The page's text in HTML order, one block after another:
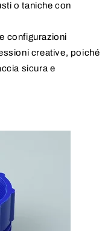
o taniche con
configurazioni
creative, poiché
sicura e